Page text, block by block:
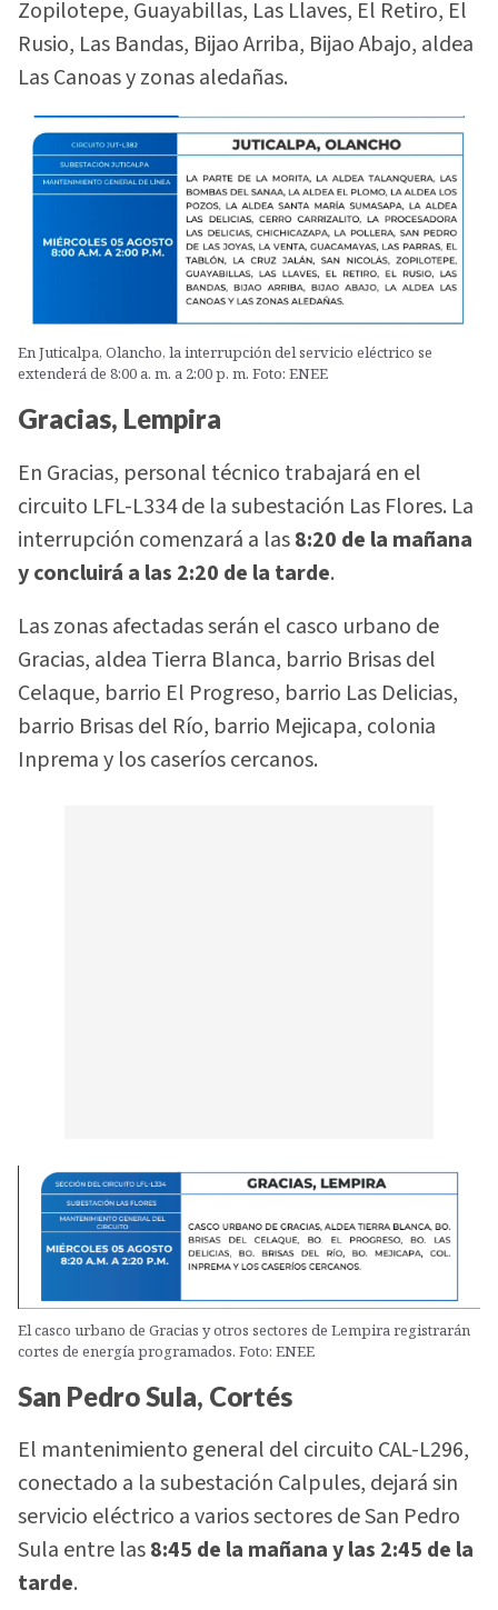
Zopilotepe, Guayabillas, Las Llaves, El Retiro, El
Rusio, Las Bandas, Bijao Arriba, Bijao Abajo, aldea
Las Canoas y zonas aledañas.
En Juticalpa, Olancho, la interrupción del servicio eléctrico se
extenderá de 8:00 a. m. a 2:00 p. m. Foto: ENEE
Gracias, Lempira
En Gracias, personal técnico trabajará en el
circuito LFL-L334 de la subestación Las Flores. La
interrupción comenzará a las8:20 de la mañana
y concluirá a las 2:20 de la tarde.
Las zonas afectadas serán el casco urbano de
Gracias, aldea Tierra Blanca, barrio Brisas del
Celaque, barrio El Progreso, barrio Las Delicias,
barrio Brisas del Río, barrio Mejicapa, colonia
Inprema y los caseríos cercanos.
El casco urbano de Gracias y otros sectores de Lempira registrarán
cortes de energía programados. Foto: ENEE
San Pedro Sula, Cortés
El mantenimiento general del circuito CAL-L296,
conectado a la subestación Calpules, dejará sin
servicio eléctrico a varios sectores de San Pedro
Sula entre las8:45 de la mañana y las 2:45 de la
tarde.